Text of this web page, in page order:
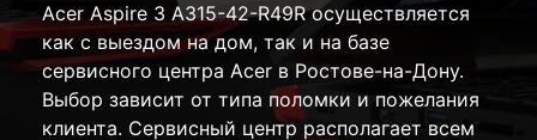
Acer Aspire 3 A315-42-R49R осуществляется
как с выездом на дом, так и на базе
сервисного центра Acer в Ростове-на-Дону.
Выбор зависит от типа поломки и пожелания
клиента. Сервисный центр располагает всем